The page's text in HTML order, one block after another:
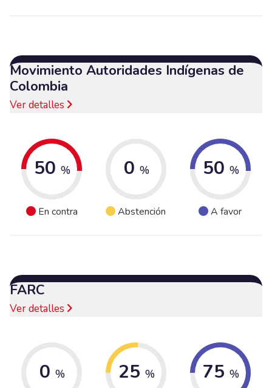
Movimiento Autoridades Indígenas de
Colombia
Ver detalles
50 %
En contra
0 %
Abstención
50 %
A favor
FARC
Ver detalles
0 % 25 % 75 %